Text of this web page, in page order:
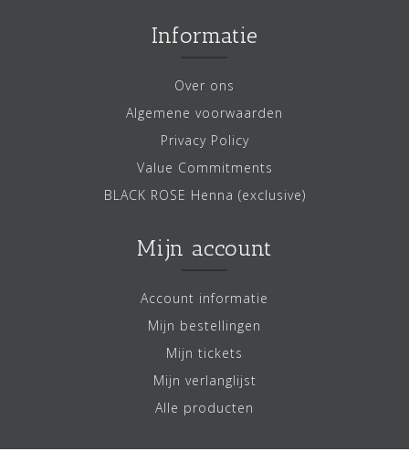
Informatie
Over ons
Algemene voorwaarden
Privacy Policy
Value Commitments
BLACK ROSE Henna (exclusive)
Mijn account
Account informatie
Mijn bestellingen
Mijn tickets
Mijn verlanglijst
Alle producten